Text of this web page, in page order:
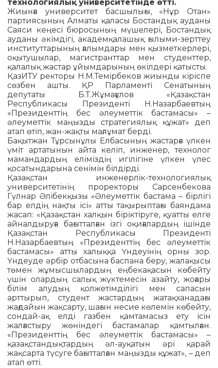
технологиялық университетінде өтті.
Жиынға университет басшылығы, «Нұр Отан»
партиясының Алматы қаласы Бостандық ауданы
Саяси кеңесі бюросының мүшелері, Бостандық
ауданы әкімдігі, академқалашық ғылыми-зерттеу
институттарының ғалымдары мен қызметкерлері,
оқытушылар, магистранттар мен студенттер,
қалалық жастар ұйымдарының өкілдері қатысты.
ҚазИТУ ректоры Н.М.Темірбеков жиынды кіріспе
сөзбен ашты. ҚР Парламенті Сенатының
депутаты Б.Т.Жұмағұлов «Қазақстан
Республикасы Президенті Н.Назарбаевтың
«Президенттің бес әлеуметтік бастамасы» –
әлеуметтік маңызды стратегиялық құжат» деп
атап өтіп, жан-жақты мағлұмат берді.
Бақытжан Тұрсынұлы Елбасының жастарға үлкен
үміт артатынын айта келіп, инженер, технолог
мамандардың еліміздің игілігіне үлкен үлес
қосатындарына сенімін білдірді.
Қазақстан инженерлік-технологиялық
университетінің проректоры Сарсенбекова
Гүлнар Әлібекқызы «Әлеуметтік бастама – бірлігі
бар елдің нақты ісі» атты тақырыптағы баяндама
жасап: «Қазақстан халқын біріктіруге, қуатты елге
айналдыруға бағытталған ізгі оқиғалардың ішінде
Қазақстан Республикасы Президенті
Н.Назарбаевтың «Президенттің бес әлеуметтік
бастамасы» атты халыққа Үндеуінің орны зор.
Үндеуде әрбір отбасына баспана беру, жалақысы
төмен жұмысшылардың еңбекақасын көбейту
үшін олардың салық жүктемесін азайту, жоғары
білім алудың қолжетімділігі мен сапасын
арттырып, студент жастардың жатақханадағы
жағдайын жақсарту, шағын несие көлемін көбейту,
сондай-ақ елді газбен қамтамасыз ету ісін
жалғастыру жөніндегі бастамалар қамтылған.
«Президенттің бес әлеуметтік бастамасы» –
қазақстандықтардың әл-ауқатын әрі қарай
жақсарта түсуге бағытталған маңызды құжат», – деп
атап өтті.